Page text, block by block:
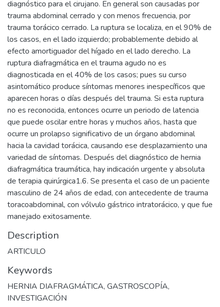
diagnóstico para el cirujano. En general son causadas por
trauma abdominal cerrado y con menos frecuencia, por
trauma torácico cerrado. La ruptura se localiza, en el 90% de
los casos, en el lado izquierdo; probablemente debido al
efecto amortiguador del hígado en el lado derecho. La
ruptura diafragmática en el trauma agudo no es
diagnosticada en el 40% de los casos; pues su curso
asintomático produce síntomas menores inespecíficos que
aparecen horas o días después del trauma. Si esta ruptura
no es reconocida, entonces ocurre un periodo de latencia
que puede oscilar entre horas y muchos años, hasta que
ocurre un prolapso significativo de un órgano abdominal
hacia la cavidad torácica, causando ese desplazamiento una
variedad de síntomas. Después del diagnóstico de hernia
diafragmática traumática, hay indicación urgente y absoluta
de terapia quirúrgica1.6. Se presenta el caso de un paciente
masculino de 24 años de edad, con antecedente de trauma
toracoabdominal, con vólvulo gástrico intratorácico, y que fue
manejado exitosamente.
Description
ARTICULO
Keywords
HERNIA DIAFRAGMÁTICA, GASTROSCOPÍA,
INVESTIGACIÓN